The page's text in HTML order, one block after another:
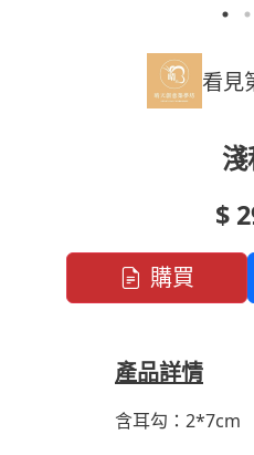
看見
$
購買
產品詳情
含耳勾：2*7cm